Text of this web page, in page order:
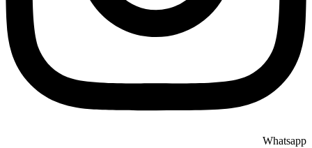
Whatsapp